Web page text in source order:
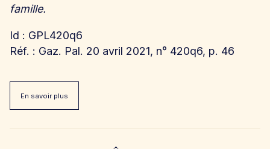
famille.
Id : GPL420q6
Réf. : Gaz. Pal. 20 avril 2021, n° 420q6, p. 46
En savoir plus